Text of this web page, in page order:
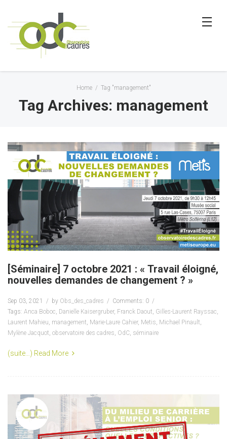
Home / Tag "management"
Tag Archives: management
[Séminaire] 7 octobre 2021 : « Travail éloigné,
nouvelles demandes de changement ? »
Sep 03, 2021 by Obs_des_cadres
Comments: 0
Tags: Anca Boboc, Danielle Kaisergruber, Franck Daout, Gilles-Laurent Rayssac,
Laurent Mahieu, management, Marie-Laure Cahier, Metis, Michael Pinault,
Mylène Jacquot, observatoire des cadres, OdC, séminaire
(suite…) Read More